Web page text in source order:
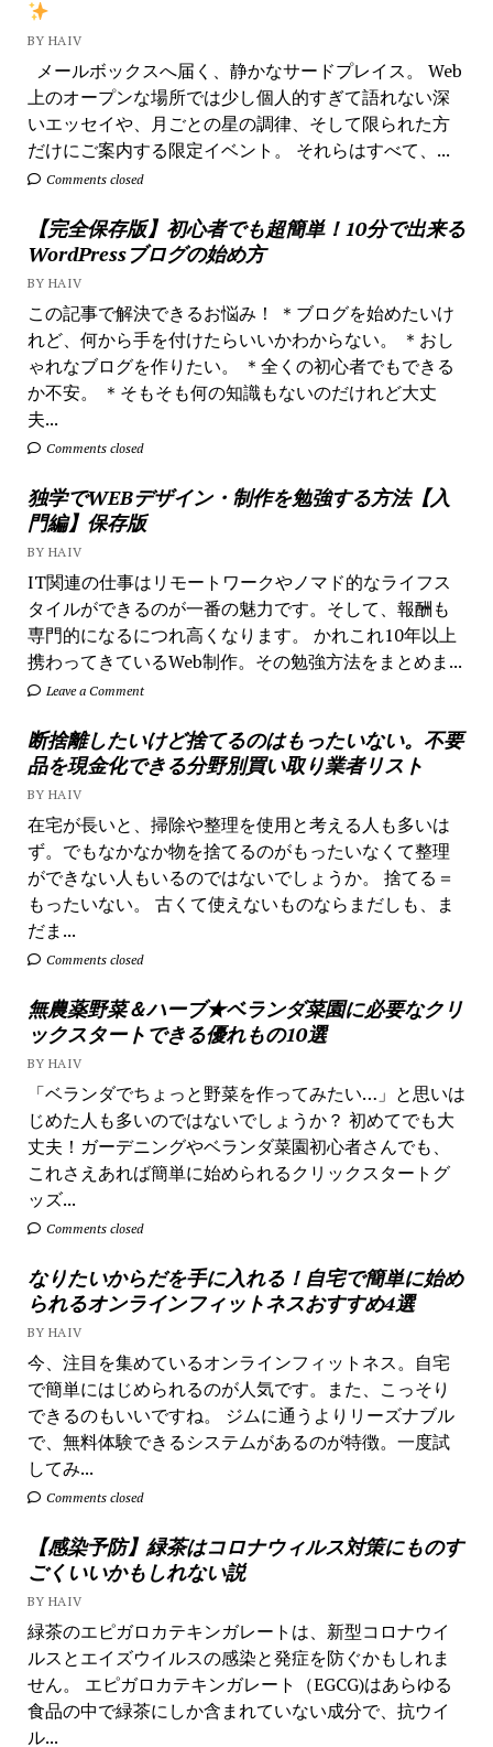
BY HAIV
メールボックスへ届く、静かなサードプレイス。 Web
上のオープンな場所では少し個人的すぎて語れない深
いエッセイや、月ごとの星の調律、そして限られた方
だけにご案内する限定イベント。 それらはすべて、...
Comments closed
【完全保存版】初心者でも超簡単！10分で出来る
WordPressブログの始め方
BY HAIV
この記事で解決できるお悩み！ ＊ブログを始めたいけ
れど、何から手を付けたらいいかわからない。 ＊おし
ゃれなブログを作りたい。 ＊全くの初心者でもできる
か不安。 ＊そもそも何の知識もないのだけれど大丈
夫...
Comments closed
独学でWEBデザイン・制作を勉強する方法【入
門編】保存版
BY HAIV
IT関連の仕事はリモートワークやノマド的なライフス
タイルができるのが一番の魅力です。そして、報酬も
専門的になるにつれ高くなります。 かれこれ10年以上
携わってきているWeb制作。その勉強方法をまとめま...
Leave a Comment
断捨離したいけど捨てるのはもったいない。不要
品を現金化できる分野別買い取り業者リスト
BY HAIV
在宅が長いと、掃除や整理を使用と考える人も多いは
ず。でもなかなか物を捨てるのがもったいなくて整理
ができない人もいるのではないでしょうか。 捨てる＝
もったいない。 古くて使えないものならまだしも、ま
だま...
Comments closed
無農薬野菜＆ハーブ★ベランダ菜園に必要なクリ
ックスタートできる優れもの10選
BY HAIV
「ベランダでちょっと野菜を作ってみたい…」と思いは
じめた人も多いのではないでしょうか？ 初めてでも大
丈夫！ガーデニングやベランダ菜園初心者さんでも、
これさえあれば簡単に始められるクリックスタートグ
ッズ...
Comments closed
なりたいからだを手に入れる！自宅で簡単に始め
られるオンラインフィットネスおすすめ4選
BY HAIV
今、注目を集めているオンラインフィットネス。自宅
で簡単にはじめられるのが人気です。また、こっそり
できるのもいいですね。 ジムに通うよりリーズナブル
で、無料体験できるシステムがあるのが特徴。一度試
してみ...
Comments closed
【感染予防】緑茶はコロナウィルス対策にものす
ごくいいかもしれない説
BY HAIV
緑茶のエピガロカテキンガレートは、新型コロナウイ
ルスとエイズウイルスの感染と発症を防ぐかもしれま
せん。 エピガロカテキンガレート（EGCG)はあらゆる
食品の中で緑茶にしか含まれていない成分で、抗ウイ
ル...